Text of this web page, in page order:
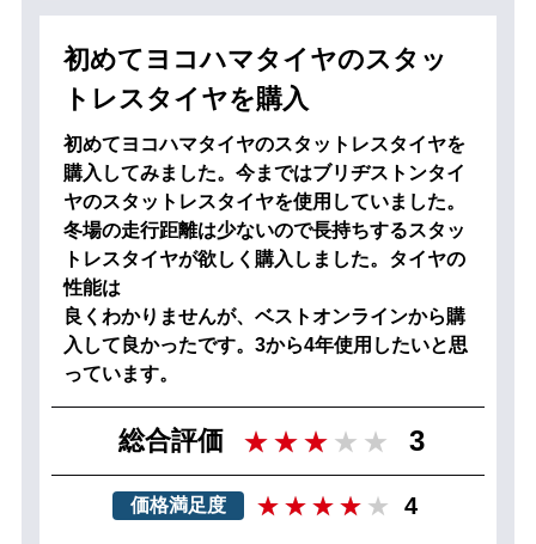
初めてヨコハマタイヤのスタッ
トレスタイヤを購入
初めてヨコハマタイヤのスタットレスタイヤを
購入してみました。今まではブリヂストンタイ
ヤのスタットレスタイヤを使用していました。
冬場の走行距離は少ないので長持ちするスタッ
トレスタイヤが欲しく購入しました。タイヤの
性能は
良くわかりませんが、ベストオンラインから購
入して良かったです。3から4年使用したいと思
っています。
総合評価 3
価格満足度 4